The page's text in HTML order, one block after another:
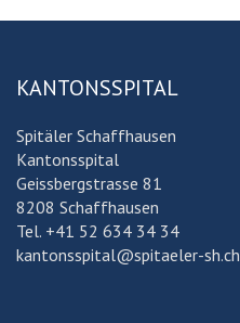
KANTONSSPITAL
Spitäler Schaffhausen
Kantonsspital
Geissbergstrasse 81
8208 Schaffhausen
Tel. +41 52 634 34 34
kantonsspital@spitaeler-sh.ch